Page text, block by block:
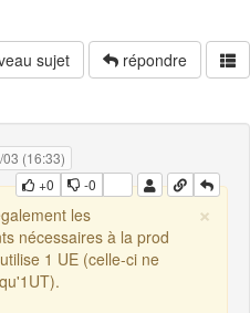
sujet répondre
(16:33)
+0
-0
×
les
nécessaires à la prod
1 UE (celle-ci ne